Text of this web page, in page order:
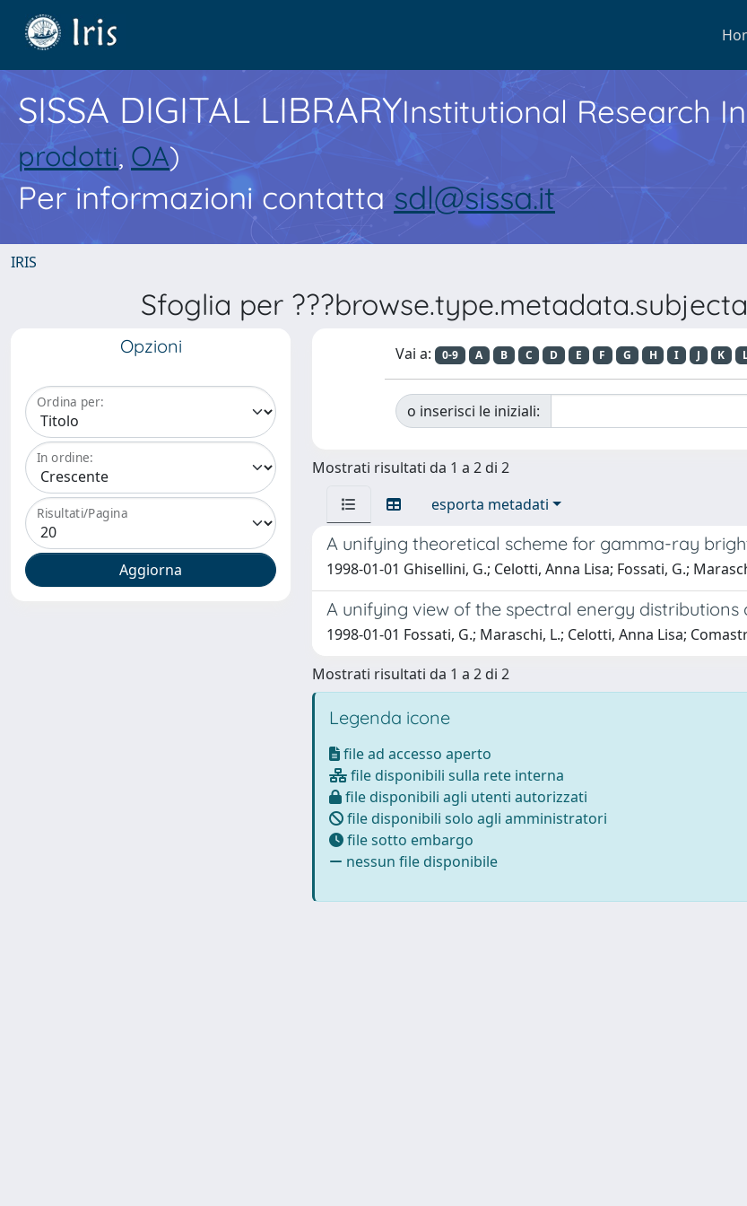
SISSA DIGITAL LIBRARYInstitutional Research
prodotti, OA)
Per informazioni contatta sdl@sissa.it
IRIS
Sfoglia per
Opzioni
Ordina per:
In ordine:
Risultati/Pagina
Vai a: 0-9 A B C D E F G H I J K
o inserisci le iniziali:
Mostrati risultati da 1 a 2 di 2
esporta metadati
A unifying theoretical scheme for gamma-ray
1998-01-01 Ghisellini, G.; Celotti, Anna Lisa; Fossati, G.;
A unifying view of the spectral energy distributions
1998-01-01 Fossati, G.; Maraschi, L.; Celotti, Anna Lisa;
Mostrati risultati da 1 a 2 di 2
Legenda icone
file ad accesso aperto
file disponibili sulla rete interna
file disponibili agli utenti autorizzati
file disponibili solo agli amministratori
file sotto embargo
nessun file disponibile